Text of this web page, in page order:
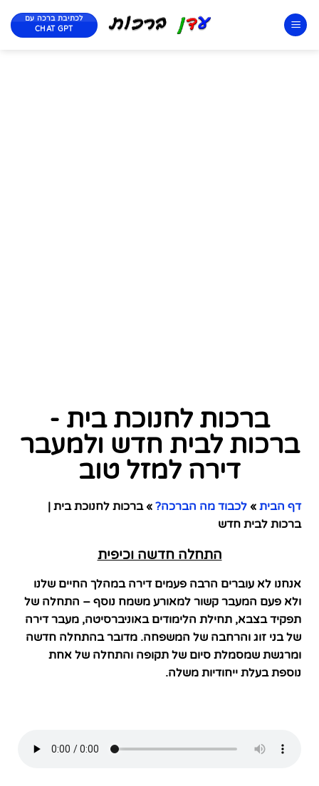
לכתיבת ברכה עם
CHAT GPT
ברכות לחנוכת בית -
ברכות לבית חדש ולמעבר
דירה למזל טוב
דף הבית » לכבוד מה הברכה? » ברכות לחנוכת בית |
ברכות לבית חדש
התחלה חדשה וכיפית
אנחנו לא עוברים הרבה פעמים דירה במהלך החיים שלנו
ולא פעם המעבר קשור למאורע משמח נוסף – התחלה של
תפקיד בצבא, תחילת הלימודים באוניברסיטה, מעבר דירה
של בני זוג והרחבה של המשפחה. מדובר בהתחלה חדשה
ומרגשת שמסמלת סיום של תקופה והתחלה של אחת
נוספת בעלת ייחודיות משלה.